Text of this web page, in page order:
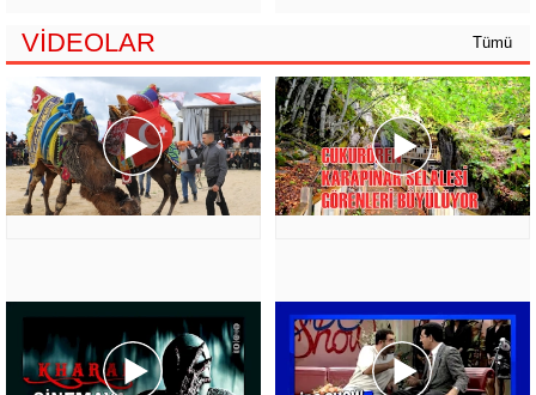
VİDEOLAR Tümü